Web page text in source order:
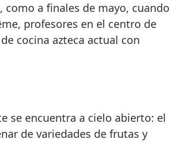
como a finales de mayo, cuando
profesores en el centro de
cocina azteca actual con
se encuentra a cielo abierto: el
de variedades de frutas y